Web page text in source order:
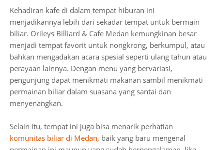
Kehadiran kafe di dalam tempat hiburan ini
menjadikannya lebih dari sekadar tempat untuk bermain
biliar. Orileys Billiard & Cafe Medan kemungkinan besar
menjadi tempat favorit untuk nongkrong, berkumpul, atau
bahkan mengadakan acara spesial seperti ulang tahun atau
perayaan lainnya. Dengan menu yang bervariasi,
pengunjung dapat menikmati makanan sambil menikmati
permainan biliar dalam suasana yang santai dan
menyenangkan.
Selain itu, tempat ini juga bisa menarik perhatian
komunitas biliar di Medan, baik yang baru mengenal